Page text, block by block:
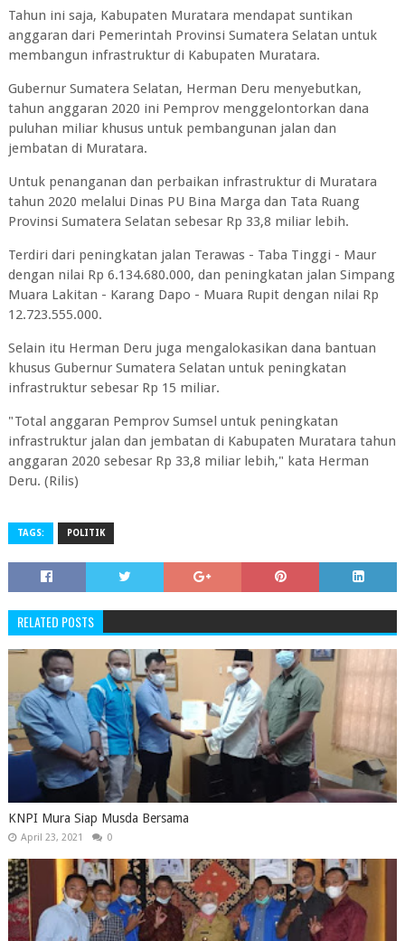
Tahun ini saja, Kabupaten Muratara mendapat suntikan
anggaran dari Pemerintah Provinsi Sumatera Selatan untuk
membangun infrastruktur di Kabupaten Muratara.
Gubernur Sumatera Selatan, Herman Deru menyebutkan,
tahun anggaran 2020 ini Pemprov menggelontorkan dana
puluhan miliar khusus untuk pembangunan jalan dan
jembatan di Muratara.
Untuk penanganan dan perbaikan infrastruktur di Muratara
tahun 2020 melalui Dinas PU Bina Marga dan Tata Ruang
Provinsi Sumatera Selatan sebesar Rp 33,8 miliar lebih.
Terdiri dari peningkatan jalan Terawas - Taba Tinggi - Maur
dengan nilai Rp 6.134.680.000, dan peningkatan jalan Simpang
Muara Lakitan - Karang Dapo - Muara Rupit dengan nilai Rp
12.723.555.000.
Selain itu Herman Deru juga mengalokasikan dana bantuan
khusus Gubernur Sumatera Selatan untuk peningkatan
infrastruktur sebesar Rp 15 miliar.
"Total anggaran Pemprov Sumsel untuk peningkatan
infrastruktur jalan dan jembatan di Kabupaten Muratara tahun
anggaran 2020 sebesar Rp 33,8 miliar lebih," kata Herman
Deru. (Rilis)
TAGS: POLITIK
RELATED POSTS
KNPI Mura Siap Musda Bersama
April 23, 2021 0